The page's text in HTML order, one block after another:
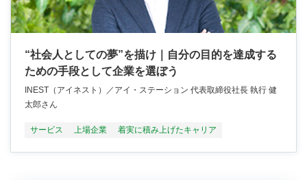
“社会人としての夢”を描け｜自分の目的を達成する
ための手段として企業を選ぼう
INEST（アイネスト）／アイ・ステーション 代表取締役社長 執行 健
太郎さん
サービス 上場企業 着実に積み上げたキャリア